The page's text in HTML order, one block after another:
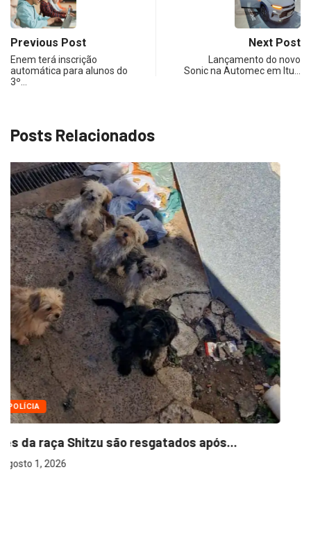
Previous Post
Enem terá inscrição
automática para alunos do
3º…
Next Post
Lançamento do novo
Sonic na Automec em Itu…
Posts Relacionados
POLÍCIA
Cães da raça Shitzu são resgatados após...
agosto 1, 2026